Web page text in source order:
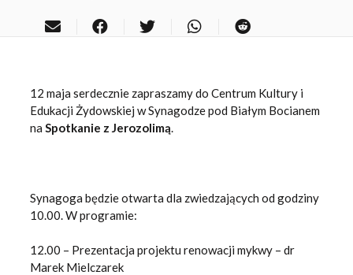
12 maja serdecznie zapraszamy do Centrum Kultury i
Edukacji Żydowskiej w Synagodze pod Białym Bocianem
na Spotkanie z Jerozolimą
Synagoga będzie otwarta dla zwiedzających od godziny
10.00. W programie:
12.00 – Prezentacja projektu renowacji mykwy – dr
Marek Mielczarek